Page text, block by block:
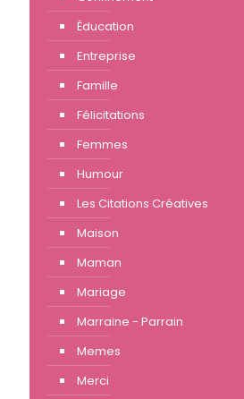
Éducation
Entreprise
Famille
Félicitations
Femmes
Humour
Les Citations Créatives
Maison
Maman
Mariage
Marraine - Parrain
Memes
Merci